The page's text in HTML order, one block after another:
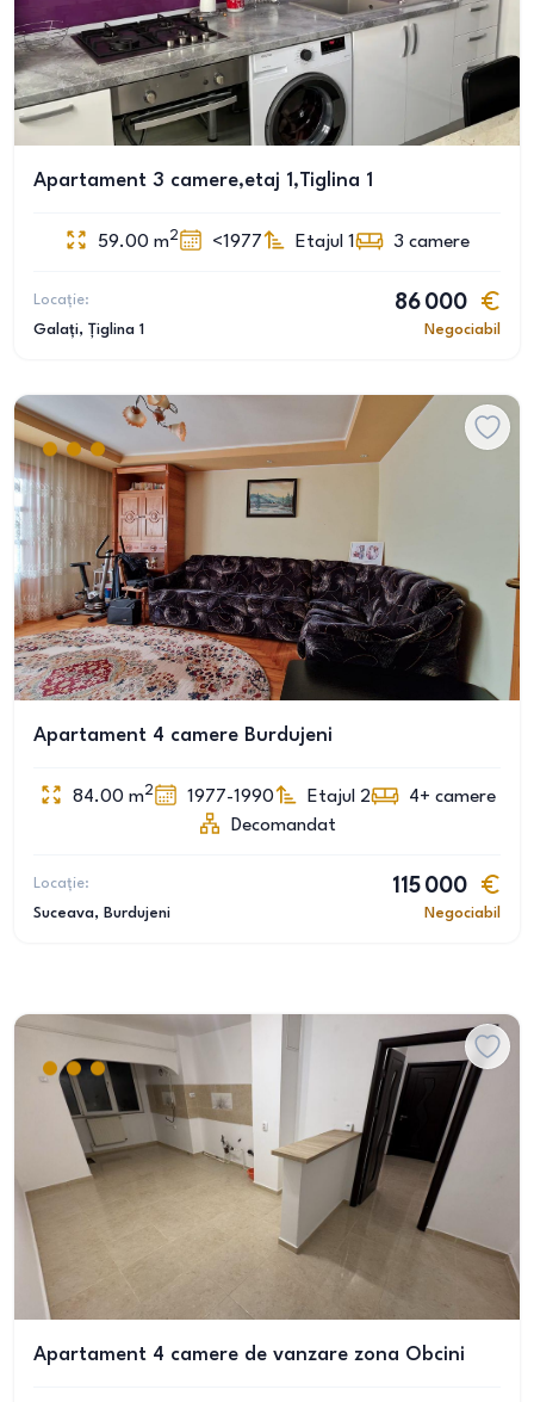
Apartament 3 camere,etaj 1,Tiglina 1
59.00 m2 <1977 Etajul 1 3 camere
Locație:
Galați, Țiglina 1
86 000
Negociabil
Apartament 4 camere Burdujeni
84.00 m2 1977-1990 Etajul 2 4+ camere
Decomandat
Locație:
Suceava, Burdujeni
115 000
Negociabil
Apartament 4 camere de vanzare zona Obcini